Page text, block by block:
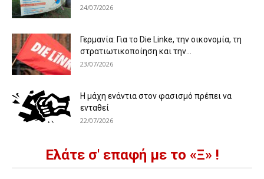
24/07/2026
Γερμανία: Για το Die Linke, την οικονομία, τη
στρατιωτικοποίηση και την...
23/07/2026
Η μάχη ενάντια στον φασισμό πρέπει να
ενταθεί
22/07/2026
Ελάτε σ' επαφή με το «Ξ» !